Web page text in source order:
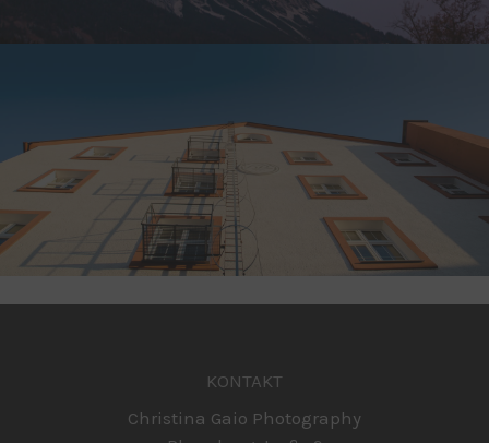
KONTAKT
Christina Gaio Photography